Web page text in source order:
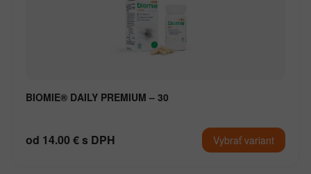
BIOMIE® DAILY PREMIUM – 30
od 14.00 € s DPH Vybrať variant